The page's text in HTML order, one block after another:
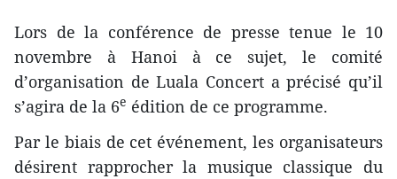
Lors de la conférence de presse tenue le 10
novembre à Hanoi à ce sujet, le comité
d’organisation de Luala Concert a précisé qu’il
s’agira de la 6e édition de ce programme.
Par le biais de cet événement, les organisateurs
désirent rapprocher la musique classique du